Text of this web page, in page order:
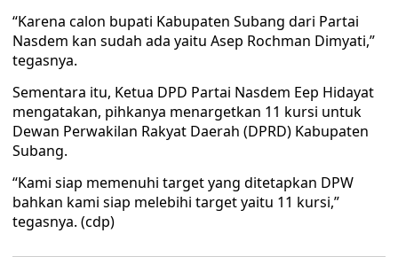
“Karena calon bupati Kabupaten Subang dari Partai
Nasdem kan sudah ada yaitu Asep Rochman Dimyati,”
tegasnya.
Sementara itu, Ketua DPD Partai Nasdem Eep Hidayat
mengatakan, pihkanya menargetkan 11 kursi untuk
Dewan Perwakilan Rakyat Daerah (DPRD) Kabupaten
Subang.
“Kami siap memenuhi target yang ditetapkan DPW
bahkan kami siap melebihi target yaitu 11 kursi,”
tegasnya. (cdp)